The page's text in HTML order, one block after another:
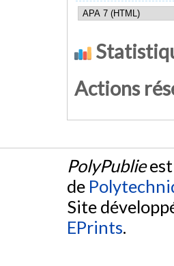
Actions
PolyPublie
de
Site
EPrints.